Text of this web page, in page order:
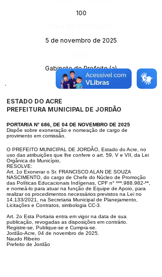
100
5 de novembro de 2025
Gabinete do Prefeito (a)
ESTADO DO ACRE
PREFEITURA MUNICIPAL DE JORDÃO
PORTARIA N° 686, DE 04 DE NOVEMBRO DE 2025
Dispõe sobre exoneração e nomeação de cargo de
provimento em comissão.
O PREFEITO MUNICIPAL DE JORDÃO, Estado do Acre, no
uso das atribuições que lhe confere o art. 59, V e VII, da Lei
Orgânica do Município,
RESOLVE:
Art. 1o Exonerar o Sr. FRANCISCO ALAN DE SOUZA
NASCIMENTO, do cargo de Chefe do Núcleo de Promoção
das Políticas Educacionais Indígenas, CPF n° ***.988.982-**,
e nomeá-lo para atuar na função de Equipe de Apoio, para
realizar os procedimentos necessários previstos na Lei no
14.133/2021, na Secretaria Municipal de Planejamento,
Licitações e Contratos, simbologia CC-3.
Art. 2o Esta Portaria entra em vigor na data de sua
publicação, revogadas as disposições em contrário.
Registre-se, Publique-se e Cumpra-se.
Jordão-Acre, 04 de novembro de 2025.
Naudo Ribeiro
Prefeito de Jordão